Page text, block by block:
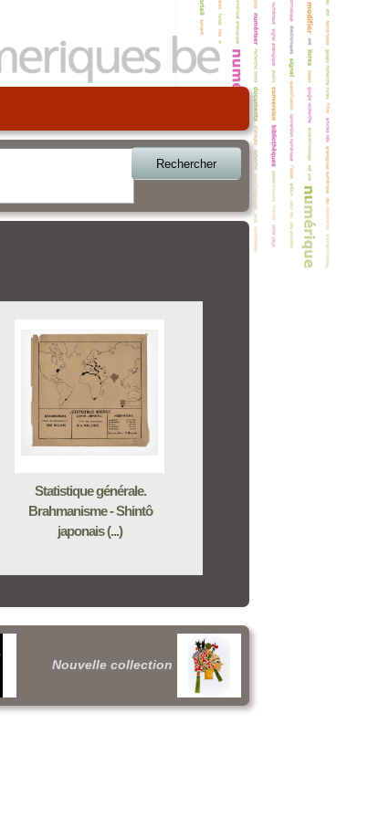
Rechercher
Statistique générale.
Brahmanisme - Shintô
japonais (...)
Nouvelle collection